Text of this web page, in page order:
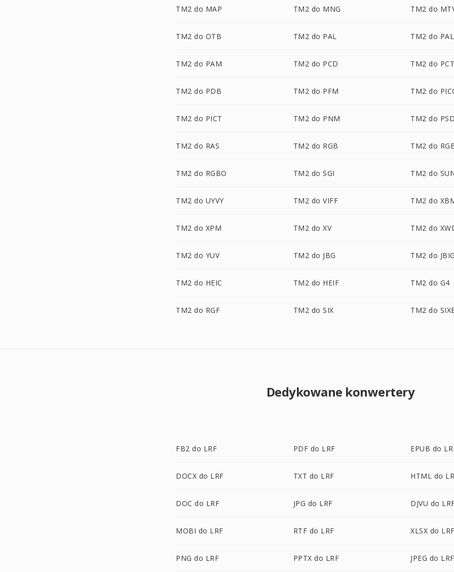
TM2 do MAP TM2 do MNG TM2 do
TM2 do OTB TM2 do PAL TM2 do
TM2 do PAM TM2 do PCD TM2 do PCT
TM2 do PDB TM2 do PFM TM2 do
TM2 do PICT TM2 do PNM TM2 do PSD
TM2 do RAS TM2 do RGB TM2 do
TM2 do RGBO TM2 do SGI TM2 do
TM2 do UYVY TM2 do VIFF TM2 do
TM2 do XPM TM2 do XV TM2 do
TM2 do YUV TM2 do JBG TM2 do JBIG
TM2 do HEIC TM2 do HEIF TM2 do G4
TM2 do RGF TM2 do SIX TM2 do
Dedykowane konwertery
FB2 do LRF PDF do LRF EPUB do
DOCX do LRF TXT do LRF HTML do
DOC do LRF JPG do LRF DJVU do
MOBI do LRF RTF do LRF XLSX do LRF
PNG do LRF PPTX do LRF JPEG do LRF